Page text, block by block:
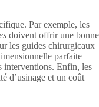
Par exemple, les
doivent offrir une bonne
les guides chirurgicaux
parfaite
interventions. Enfin, les
d’usinage et un coût